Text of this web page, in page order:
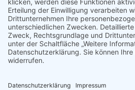
Nelson-Wegweiser
WebUntis / Sdui
Grünes Klassenzimmer
Kreativklasse
Sportklasse